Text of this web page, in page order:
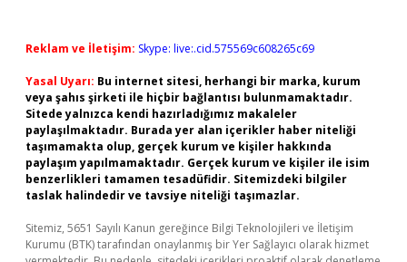
Reklam ve İletişim: Skype: live:.cid.575569c608265c69
Yasal Uyarı: Bu internet sitesi, herhangi bir marka, kurum
veya şahıs şirketi ile hiçbir bağlantısı bulunmamaktadır.
Sitede yalnızca kendi hazırladığımız makaleler
paylaşılmaktadır. Burada yer alan içerikler haber niteliği
taşımamakta olup, gerçek kurum ve kişiler hakkında
paylaşım yapılmamaktadır. Gerçek kurum ve kişiler ile isim
benzerlikleri tamamen tesadüfidir. Sitemizdeki bilgiler
taslak halindedir ve tavsiye niteliği taşımazlar.
Sitemiz, 5651 Sayılı Kanun gereğince Bilgi Teknolojileri ve İletişim
Kurumu (BTK) tarafından onaylanmış bir Yer Sağlayıcı olarak hizmet